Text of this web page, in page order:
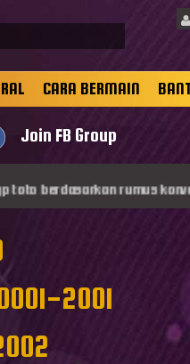
CARA BERMAIN
Join FB Group
rumus konversi
2001